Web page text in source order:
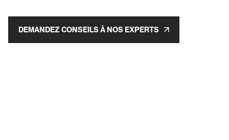
DEMANDEZ CONSEILS À NOS EXPERTS